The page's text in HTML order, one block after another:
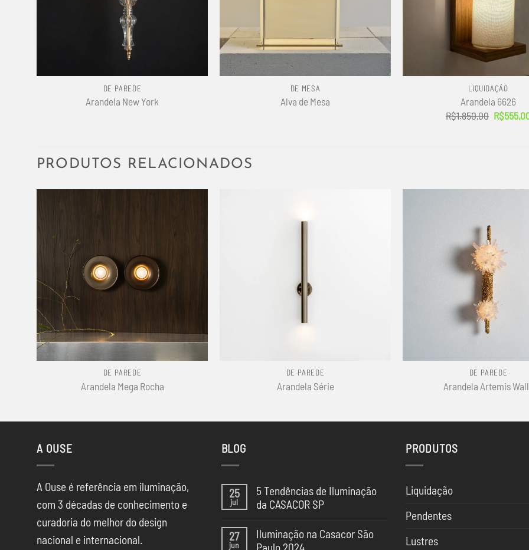
DE PAREDE
Arandela New York
DE MESA
Alva de Mesa
LIQUIDAÇÃO
Arandela 6626
R$1.850,00 O
R$
PRODUTOS RELACIONADOS
+
DE PAREDE
Arandela Mega Rocha
DE PAREDE
Arandela Série
DE PAREDE
Arandela Artemis
A OUSE
A Ouse é referência em iluminação,
com 3 décadas de conhecimento e
curadoria do melhor do design
nacional e internacional.
BLOG
25
jul
5 Tendências de Iluminação
da CASACOR SP
comentário
em
5
27
jun
Iluminação na Casacor São
Paulo 2024
PRODUTOS
Liquidação
Pendentes
Lustres